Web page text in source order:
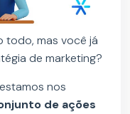
todo, mas você já
de marketing?
nos
de ações